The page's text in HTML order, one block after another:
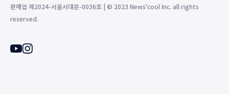
판매업 제2024-서울서대문-0036호 | © 2023 News'cool Inc. all rights
reserved.